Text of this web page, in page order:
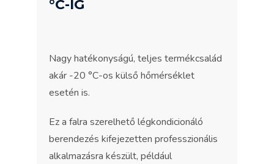
°C-IG
Nagy hatékonyságú, teljes termékcsalád
akár -20 °C-os külső hőmérséklet
esetén is.
Ez a falra szerelhető légkondicionáló
berendezés kifejezetten professzionális
alkalmazásra készült, például